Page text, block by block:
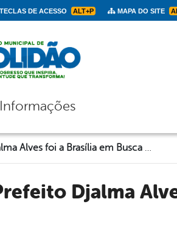
TECLAS DE ACESSO ALT+P MAPA DO SITE
de navegação
Prefeito Djalma Alves foi a Brasília em Busca de Melhorias para Solidão
Melhorias